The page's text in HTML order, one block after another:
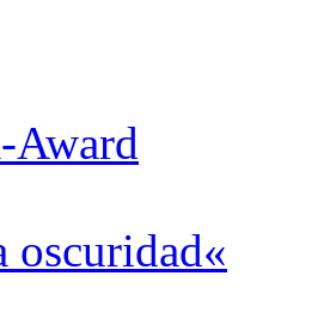
oscuridad«